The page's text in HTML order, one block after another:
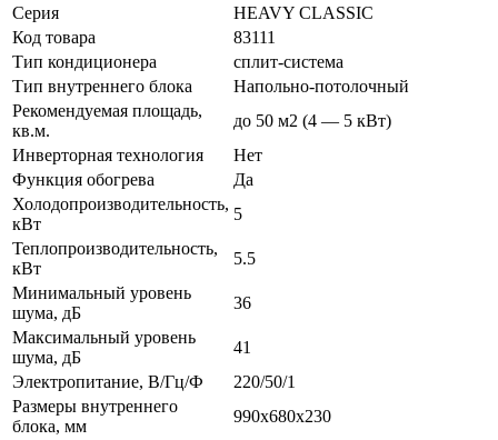
Серия
HEAVY CLASSIC
Код товара
83111
Тип кондиционера
сплит-система
Тип внутреннего блока
Напольно-потолочный
Рекомендуемая площадь,
кв.м.
до 50 м2 (4 — 5 кВт)
Инверторная технология
Нет
Функция обогрева
Да
Холодопроизводительность,
кВт
5
Теплопроизводительность,
кВт
5.5
Минимальный уровень
шума, дБ
36
Максимальный уровень
шума, дБ
41
Электропитание, В/Гц/Ф
220/50/1
Размеры внутреннего
блока, мм
990x680x230